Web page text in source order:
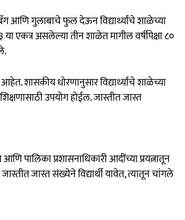
आणि गुलाबाचे फुल देऊन विद्यार्थ्यांचे शाळेच्या
एकत्र असलेल्या तीन शाळेत मागील वर्षीपेक्षा ८०
शासकीय धोरणानुसार विद्यार्थ्यांचे शाळेच्या
उपयोग होईल. जास्तीत जास्त
पालिका प्रशासनाधिकारी आदींच्या प्रयत्नातून
जास्त संख्येने विद्यार्थी यावेत, त्यातून चांगले